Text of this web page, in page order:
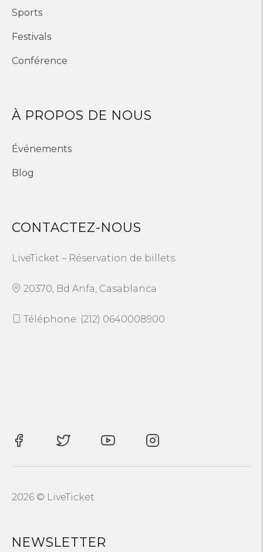
Sports
Festivals
Conférence
À PROPOS DE NOUS
Événements
Blog
CONTACTEZ-NOUS
LiveTicket – Réservation de billets.
20370, Bd Anfa, Casablanca
Téléphone: (212) 0640008900
2026 © LiveTicket
NEWSLETTER